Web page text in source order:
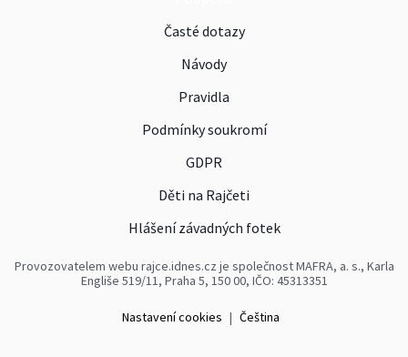
Časté dotazy
Návody
Pravidla
Podmínky soukromí
GDPR
Děti na Rajčeti
Hlášení závadných fotek
Provozovatelem webu rajce.idnes.cz je společnost MAFRA, a. s., Karla
Engliše 519/11, Praha 5, 150 00, IČO: 45313351
Nastavení cookies | Čeština